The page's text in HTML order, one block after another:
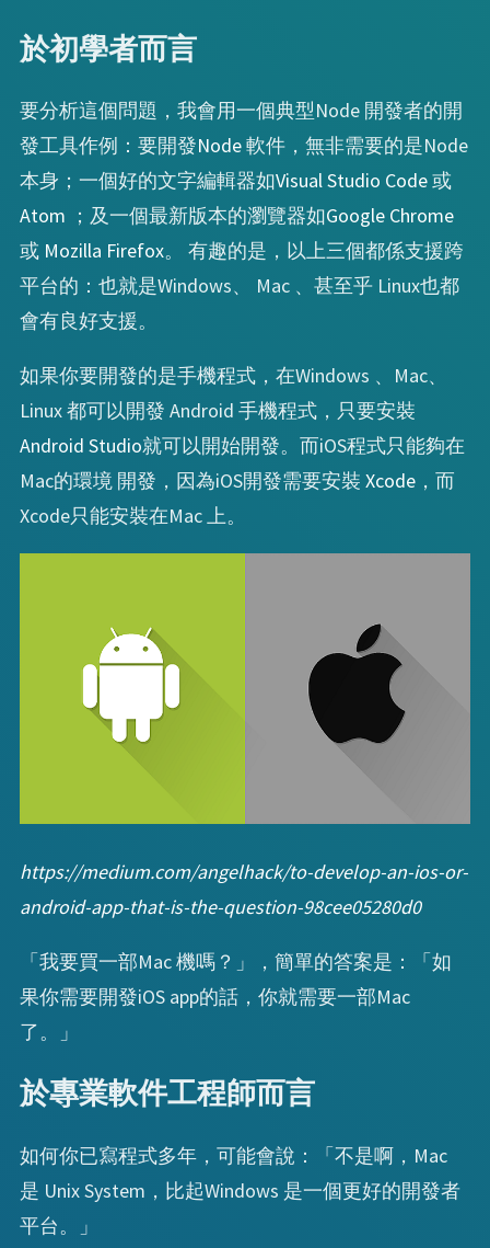
於初學者而言
要分析這個問題，我會用一個典型Node 開發者的開
發工具作例：要開發Node軟件，無非需要的是Node
本身；一個好的文字編輯器如Visual Studio Code或
Atom ；及一個最新版本的瀏覽器如Google Chrome
或 Mozilla Firefox。 有趣的是，以上三個都係支援跨
平台的：也就是Windows、 Mac 、甚至乎 Linux也都
會有良好支援。
如果你要開發的是手機程式，在Windows 、Mac、
Linux 都可以開發 Android 手機程式，只要安裝
Android Studio就可以開始開發。而iOS程式只能夠在
Mac的環境 開發，因為iOS開發需要安裝 Xcode ，而
Xcode只能安裝在Mac 上。
https://medium.com/angelhack/to-develop-an-ios-or-
android-app-that-is-the-question-98cee05280d0
「我要買一部Mac 機嗎？」，簡單的答案是：「如
果你需要開發iOS app的話，你就需要一部Mac
了。」
於專業軟件工程師而言
如何你已寫程式多年，可能會說：「不是啊，Mac
是 Unix System，比起Windows 是一個更好的開發者
平台。」